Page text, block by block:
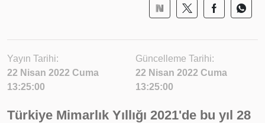
Yayın Tarihi:
22 Nisan 2022 Cuma
13:25:00
Güncelleme Tarihi:
22 Nisan 2022 Cuma
13:25:00
Türkiye Mimarlık Yıllığı 2021'de bu yıl 28